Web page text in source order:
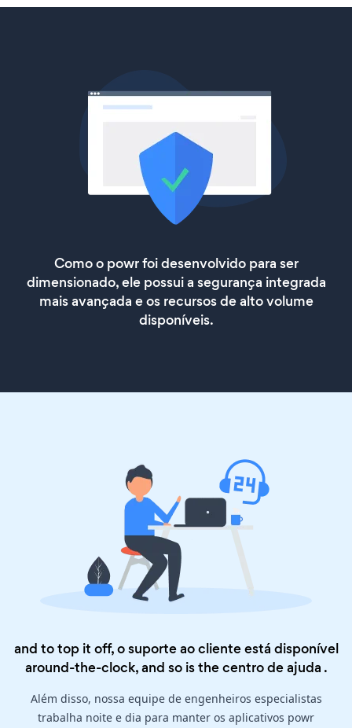
Como o powr foi desenvolvido para ser
dimensionado, ele possui a segurança integrada
mais avançada e os recursos de alto volume
disponíveis.
and to top it off, o suporte ao cliente está disponível
around-the-clock, and so is thecentro de ajuda .
Além disso, nossa equipe de engenheiros especialistas
trabalha noite e dia para manter os aplicativos powr